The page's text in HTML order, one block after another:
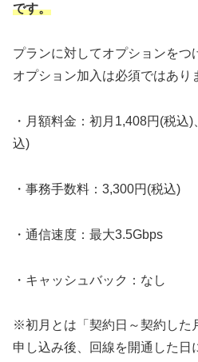
です。
プランに対してオプションをつ
オプション加入は必須ではあり
・月額料金：初月1,408円(税込
込)
・事務手数料：3,300円(税込)
・通信速度：最大3.5Gbps
・キャッシュバック：なし
※初月とは「契約日～契約した
申し込み後、回線を開通した日